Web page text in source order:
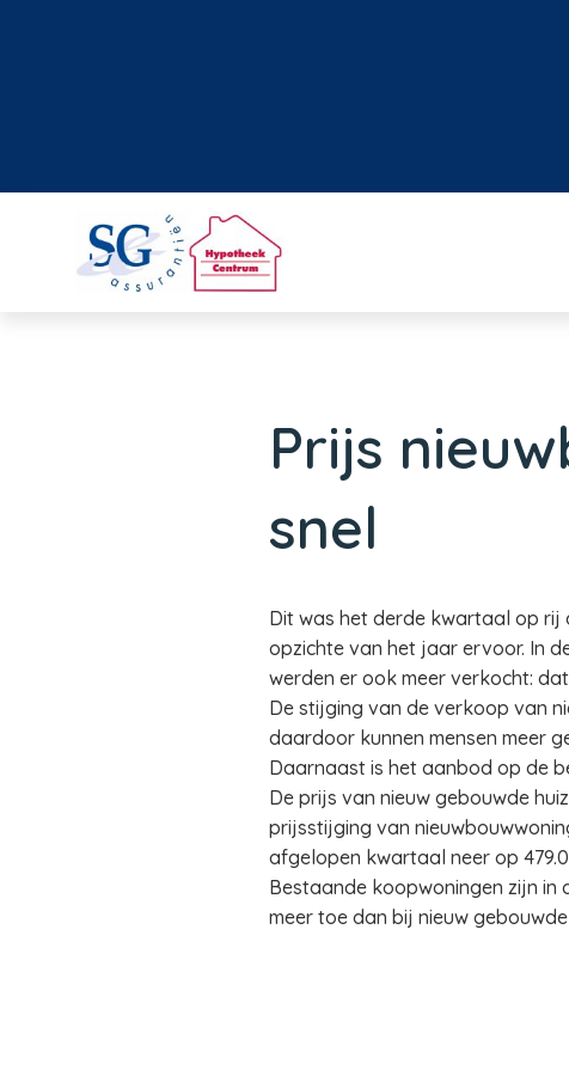
Prijs
snel
Dit was het derde kwartaal op rij
opzichte van het jaar ervoor. In
werden er ook meer verkocht:
De stijging van de verkoop van
daardoor kunnen mensen meer
Daarnaast is het aanbod op de
De prijs van nieuw gebouwde
prijsstijging van
afgelopen kwartaal neer op
Bestaande koopwoningen zijn in
meer toe dan bij nieuw